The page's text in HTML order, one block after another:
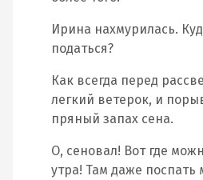
Ирина нахмурилась.
податься?
Как всегда перед
легкий ветерок, и
пряный запах сена.
О, сеновал! Вот где
утра! Там даже поспать